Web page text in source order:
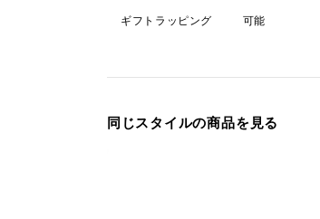
ギフトラッピング 可能
同じスタイルの商品を見る